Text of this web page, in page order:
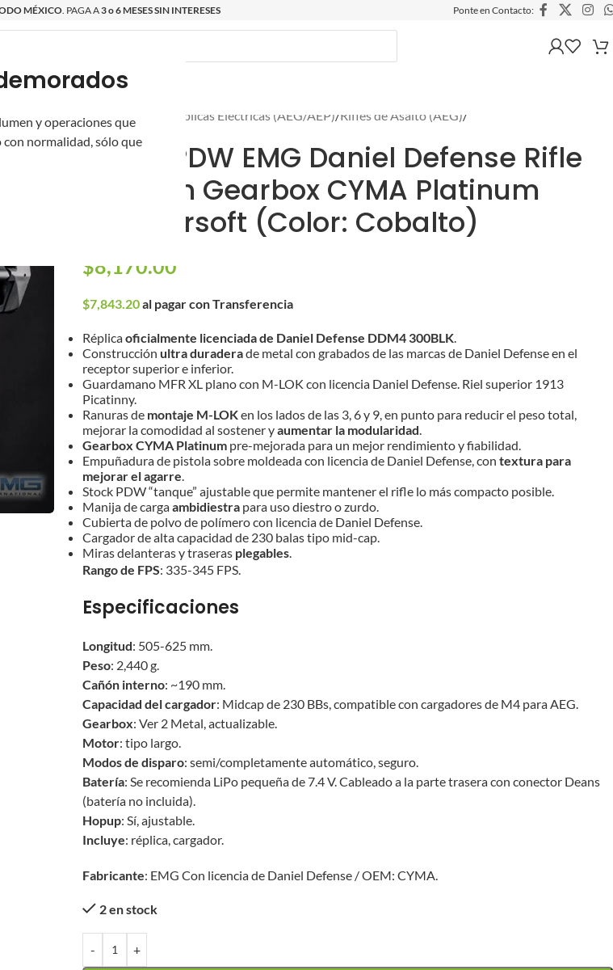
y operaciones que
normalidad, sólo que
MÉXICO . PAGA A3 o 6 MESES SIN INTERESES Ponte en Contacto:
Inicio Réplicas Eléctricas (AEG/AEP)/Rifles de Asalto (AEG)/
DDM4 PDW EMG Daniel Defense Rifle
AEG con Gearbox CYMA Platinum
para Airsoft (Color: Cobalto)
$8,170.00
$7,843.20al pagar con Transferencia
Réplicaoficialmente licenciada de Daniel Defense DDM4 300BLK.
Construcción ultra duraderade metal con grabados de las marcas de Daniel Defense en el
receptor superior e inferior.
Guardamano MFR XL plano con M-LOK con licencia Daniel Defense. Riel superior 1913
Picatinny.
Ranuras de montaje M-LOKen los lados de las 3, 6 y 9, en punto para reducir el peso total,
mejorar la comodidad al sostener yaumentar la modularidad.
Gearbox CYMA Platinum pre-mejorada para un mejor rendimiento y fiabilidad.
Empuñadura de pistola sobre moldeada con licencia de Daniel Defense, con textura para
mejorar el agarre.
Stock PDW “tanque” ajustable que permite mantener el rifle lo más compacto posible.
Manija de cargaambidiestra para uso diestro o zurdo.
Cubierta de polvo de polímero con licencia de Daniel Defense.
Cargador de alta capacidad de 230 balas tipo mid-cap.
Miras delanteras y traseras plegables.
Rango de FPS: 335-345 FPS.
Especificaciones
Longitud: 505-625 mm.
Peso: 2,440 g.
Cañón interno: ~190 mm.
Capacidad del cargador: Midcap de 230 BBs, compatible con cargadores de M4 para AEG.
Gearbox: Ver 2 Metal, actualizable.
Motor: tipo largo.
Modos de disparo: semi/completamente automático, seguro.
Batería: Se recomienda LiPo pequeña de 7.4 V. Cableado a la parte trasera con conector Deans
(batería no incluida).
Hopup: Sí, ajustable.
Incluye: réplica, cargador.
Fabricante: EMG Con licencia de Daniel Defense / OEM: CYMA.
2 en stock
- +